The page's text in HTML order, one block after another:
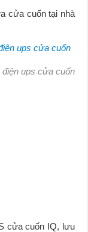
cửa cuốn tại nhà
ups cửa cuốn
cửa cuốn IQ, lưu